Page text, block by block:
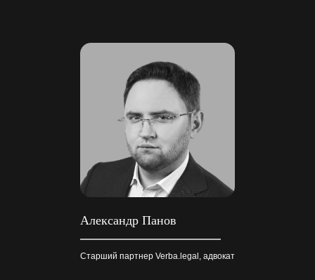
Александр Панов
Старший партнер Verba.legal, адвокат